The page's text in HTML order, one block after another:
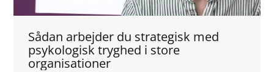
Sådan arbejder du strategisk med
psykologisk tryghed i store
organisationer